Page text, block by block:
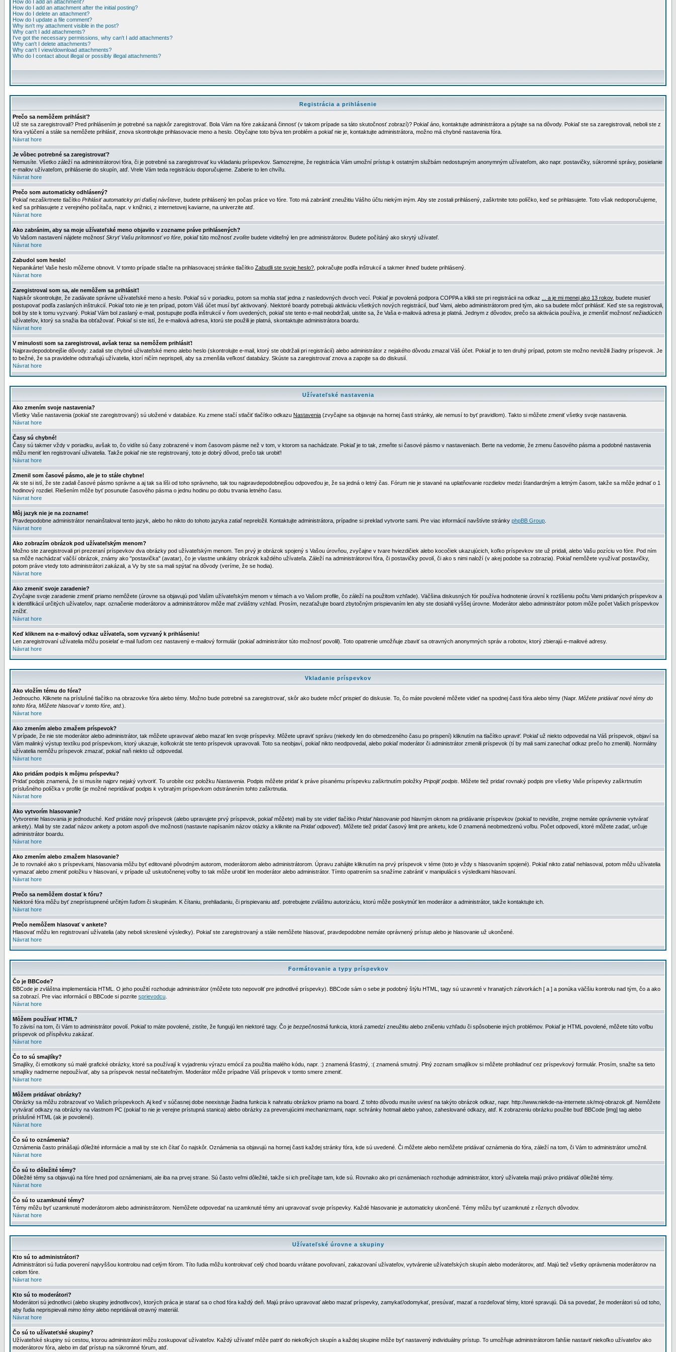
How do I add an attachment?
How do I add an attachment after the initial posting?
How do I delete an attachment?
How do I update a file comment?
Why isn't my attachment visible in the post?
Why can't I add attachments?
I've got the necessary permissions, why can't I add attachments?
Why can't I delete attachments?
Why can't I view/download attachments?
Who do I contact about illegal or possibly illegal attachments?
Registrácia a prihlásenie
Prečo sa nemôžem prihlásiť?
Už ste sa zaregistrovali? Pred prihlásením je potrebné sa najskôr zaregistrovať. Bola Vám na fóre zakázaná činnosť (v takom prípade sa táto skutočnosť zobrazí)? Pokiaľ áno, kontaktujte administrátora a pýtajte sa na dôvody. Pokiaľ ste sa zaregistrovali, neboli ste z
fóra vylúčení a stále sa nemôžete prihlásiť, znova skontrolujte prihlasovacie meno a heslo. Obyčajne toto býva ten problém a pokiaľ nie je, kontaktujte administrátora, možno má chybné nastavenia fóra.
Návrat hore
Je vôbec potrebné sa zaregistrovať?
Nemusíte. Všetko záleží na administrátorovi fóra, či je potrebné sa zaregistrovať ku vkladaniu príspevkov. Samozrejme, že registrácia Vám umožní prístup k ostatným službám nedostupným anonymným užívateľom, ako napr. postavičky, súkromné správy, posielanie
e-mailov užívateľom, prihlásenie do skupín, atď. Vrele Vám teda registráciu doporučujeme. Zaberie to len chvíľu.
Návrat hore
Prečo som automaticky odhlásený?
Pokiaľ nezaškrtnete tlačítko Prihlásiť automaticky pri ďalšej návšteve , budete prihlásený len počas práce vo fóre. Toto má zabrániť zneužitiu Vášho účtu niekým iným. Aby ste zostali prihlásený, zaškrtnite toto políčko, keď se prihlasujete. Toto však nedoporučujeme,
keď sa prihlasujete z verejného počítača, napr. v knižnici, z internetovej kaviarne, na univerzite atď.
Návrat hore
Ako zabránim, aby sa moje užívateľské meno objavilo v zozname práve prihlásených?
Vo Vašom nastavení nájdete možnosťSkryť Vašu prítomnosť vo fóre , pokiaľ túto možnosťzvolíte budete viditeľný len pre administrátorov. Budete počítáný ako skrytý užívateľ.
Návrat hore
Zabudol som heslo!
Nepanikárte! Vaše heslo môžeme obnovit. V tomto prípade stlačte na prihlasovacej stránke tlačítko Zabudli ste svoje heslo? , pokračujte podľa inštrukcií a takmer ihneď budete prihlásený.
Návrat hore
Zaregistroval som sa, ale nemôžem sa prihlásiť!
Najskôr skontrolujte, že zadávate správne užívateľské meno a heslo. Pokiaľ sú v poriadku, potom sa mohla stať jedna z nasledovných dvoch vecí. Pokiaľ je povolená podpora COPPA a klikli ste pri registrácii na odkaz
... a je mi menej ako 13 rokov, budete musieť
postupovať podľa zaslaných inštrukcií. Pokiaľ toto nie je ten prípad, potom Váš účet musí byť aktivovaný. Niektoré boardy potrebujú aktiváciu všetkých nových registrácií, buď Vami, alebo administrátorom pred tým, ako sa budete môcť prihlásiť. Keď ste sa registrovali,
boli by ste k tomu vyzvaný. Pokiaľ Vám bol zaslaný e-mail, postupujte podľa inštrukcií v ňom uvedených, pokiaľ ste tento e-mail neobdržali, uistite sa, že Vaša e-mailová adresa je platná. Jednym z dôvodov, prečo sa aktivácia používa, je zmenšiť možnosťnežiadúcich
užívateľov, ktorý sa snažia iba obťažovať. Pokiaľ si ste istí, že e-mailová adresa, ktorú ste použili je platná, skontaktujte administrátora boardu.
Návrat hore
V minulosti som sa zaregistroval, avšak teraz sa nemôžem prihlásiť!
Najpravdepodobnejšie dôvody: zadali ste chybné uživateľské meno alebo heslo (skontrolujte e-mail, ktorý ste obdržali pri registrácií) alebo administrátor z nejakého dôvodu zmazal Váš účet. Pokiaľ je to ten druhý prípad, potom ste možno nevložili žiadny príspevok. Je
to bežné, že sa pravidelne odstraňujú užívatelia, ktorí ničím neprispeli, aby sa zmenšila veľkosť databázy. Skúste sa zaregistrovať znova a zapojte sa do diskusií.
Návrat hore
Užívateľské nastavenia
Ako zmením svoje nastavenia?
Všetky Vaše nastavenia (pokiaľ ste zaregistrovaný) sú uložené v databáze. Ku zmene stačí stlačiť tlačítko odkazu Nastavenia (zvyčajne sa objavuje na hornej časti stránky, ale nemusí to byť pravidlom). Takto si môžete zmeniť všetky svoje nastavenia.
Návrat hore
Časy sú chybné!
Časy sú takmer vždy v poriadku, avšak to, čo vidíte sú časy zobrazené v inom časovom pásme než v tom, v ktorom sa nachádzate. Pokiaľ je to tak, zmeňte si časové pásmo v nastaveniach. Berte na vedomie, že zmenu časového pásma a podobné nastavenia
môžu meniť len registrovaní uživatelia. Takže pokiaľ nie ste registrovaný, toto je dobrý dôvod, prečo tak urobiť!
Návrat hore
Zmenil som časové pásmo, ale je to stále chybne!
Ak ste si istí, že ste zadali časové pásmo správne a aj tak sa líši od toho správneho, tak tou najpravdepodobnejšou odpoveďou je, že sa jedná o letný čas. Fórum nie je stavané na uplatňovanie rozdielov medzi štandardným a letným časom, takže sa môže jednať o 1
hodinový rozdiel. Riešením môže byť posunutie časového pásma o jednu hodinu po dobu trvania letného času.
Návrat hore
Môj jazyk nie je na zozname!
Pravdepodobne administrátor nenainštaloval tento jazyk, alebo ho nikto do tohoto jazyka zatiaľ nepreložil. Kontaktujte administrátora, prípadne si preklad vytvorte sami. Pre viac informácií navštívte stránky phpBB Group
Návrat hore
Ako zobrazím obrázok pod užívateľským menom?
Možno ste zaregistrovali pri prezeraní príspevkov dva obrázky pod užívateľským menom. Ten prvý je obrázok spojený s Vašou úrovňou, zvyčajne v tvare hviezdičiek alebo kocočiek ukazujúcich, koľko príspevkov ste už pridali, alebo Vašu pozíciu vo fóre. Pod ním
sa môže nachádzať väčší obrázok, známy ako "postavička" (avatar), čo je vlastne unikátny obrázok každého užívateľa. Záleží na administrátorovi fóra, či postavičky povolí, či ako s nimi naloží (v akej podobe sa zobrazia). Pokiaľ nemôžete využívať postavičky,
potom práve vtedy toto administrátori zakázali, a Vy by ste sa mali spýtať na dôvody (veríme, že se hodia).
Návrat hore
Ako zmeniť svoje zaradenie?
Zvyčajne svoje zaradenie zmeniť priamo nemôžete (úrovne sa objavujú pod Vašim užívateľským menom v témach a vo Vašom profile, čo záleží na použitom vzhľade). Väčšina diskusných fór používa hodnotenie úrovní k rozlíšeniu počtu Vami pridaných príspevkov a
k identifikácií určitých užívateľov, napr. označenie moderátorov a administrátorov môže mať zvláštny vzhľad. Prosím, nezaťažujte board zbytočným prispievaním len aby ste dosiahli vyššej úrovne. Moderátor alebo administrátor potom môže počet Vašich príspevkov
znížiť.
Návrat hore
Keď kliknem na e-mailový odkaz užívateľa, som vyzvaný k prihláseniu!
Len zaregistrovaní užívatelia môžu posielať e-mail ľuďom cez nastavený e-mailový formulár (pokiaľ administrátor túto možnosť povolil). Toto opatrenie umožňuje zbaviť sa otravných anonymných správ a robotov, ktorý zbierajú e-mailové adresy.
Návrat hore
Vkladanie príspevkov
Ako vložím tému do fóra?
Jednoucho. Kliknete na príslušné tlačítko na obrazovke fóra alebo témy. Možno bude potrebné sa zaregistrovať, skôr ako budete môcť prispieť do diskusie. To, čo máte povolené môžete vidieť na spodnej časti fóra alebo témy (Napr. Môžete pridávať nové témy do
tohto fóra, Môžete hlasovať v tomto fóre, atd.).
Návrat hore
Ako zmením alebo zmažem príspevok?
V prípade, že nie ste moderátor alebo administrátor, tak môžete upravovať alebo mazať len svoje príspevky. Môžete upraviť správu (niekedy len do obmedzeného času po prispení) kliknutím na tlačítko upraviť. Pokiaľ už niekto odpovedal na Váš príspevok, objaví sa
Vám malinký výstup textíku pod príspevkom, ktorý ukazuje, koľkokrát ste tento príspevok upravovali. Toto sa neobjaví, pokiaľ nikto neodpovedal, alebo pokiaľ moderátor či administrátor zmenili príspevok (tí by mali sami zanechať odkaz prečo ho zmenili). Normálny
užívatelia nemôžu príspevok zmazať, pokiaľ naň niekto už odpovedal.
Návrat hore
Ako pridám podpis k môjmu príspevku?
Pridať podpis znamená, že si musíte najprv nejaký vytvoriť. To urobíte cez položku Nastavenia . Podpis môžete pridať k práve písanému príspevku zaškrtnutím položky Pripojiť podpis . Môžete tiež pridať rovnaký podpis pre všetky Vaše príspevky zaškrtnutím
príslušného políčka v profile (je možné nepridávať podpis k vybratým príspevkom odstránením tohto zaškrtnutia.
Návrat hore
Ako vytvorím hlasovanie?
Vytvorenie hlasovania je jednoduché. Keď pridáte nový príspevok (alebo upravujete prvý príspevok, pokiaľ môžete) mali by ste vidieť tlačítko Pridať hlasovanie pod hlavným oknom na pridávanie príspevkov (pokiaľ to nevidíte, zrejme nemáte oprávnenie vytvárať
ankety). Mali by ste zadať názov ankety a potom aspoň dve možnosti (nastavte napísaním názov otázky a kliknite na Pridať odpoveď). Môžete tiež pridať časový limit pre anketu, kde 0 znamená neobmedzenú voľbu. Počet odpovedí, ktoré môžete zadať, určuje
administrátor boardu.
Návrat hore
Ako zmením alebo zmažem hlasovanie?
Je to rovnaké ako s príspevkami, hlasovania môžu byť editované pôvodným autorom, moderátorom alebo administrátorom. Úpravu zahájite kliknutím na prvý príspevok v téme (toto je vždy s hlasovaním spojené). Pokiaľ nikto zatiaľ nehlasoval, potom môžu užívatelia
vymazať alebo zmeniť položku v hlasovaní, v prípade už uskutočnenej voľby to tak môže urobiť len moderátor alebo administrátor. Tímto opatrením sa snažíme zabrániť v manipulácii s výsledkami hlasovaní.
Návrat hore
Prečo sa nemôžem dostať k fóru?
Niektoré fóra môžu byť zneprístupnené určitým ľuďom či skupinám. K čítaniu, prehliadaniu, či prispievaniu atď. potrebujete zvláštnu autorizáciu, ktorú môže poskytnúť len moderátor a administrátor, takže kontaktujte ich.
Návrat hore
Prečo nemôžem hlasovať v ankete?
Hlasovať môžu len registrovaní užívatelia (aby neboli skreslené výsledky). Pokiaľ ste zaregistrovaný a stále nemôžete hlasovať, pravdepodobne nemáte oprávnený prístup alebo je hlasovanie už ukončené.
Návrat hore
Formátovanie a typy príspevkov
Čo je BBCode?
BBCode je zvláštna implementácia HTML. O jeho použití rozhoduje administrátor (môžete toto nepovoliť pre jednotlivé príspevky). BBCode sám o sebe je podobný štýlu HTML, tagy sú uzavreté v hranatých zátvorkách [ a ] a ponúka väčšiu kontrolu nad tým, čo a ako
sa zobrazí. Pre viac informácií o BBCode si pozrite sprievodcu
Návrat hore
Môžem používať HTML?
To závisí na tom, či Vám to administrátor povolí. Pokiaľ to máte povolené, zistíte, že fungujú len niektoré tagy. Čo je bezpečnostná funkcia, ktorá zamedzí zneužitiu alebo zničeniu vzhľadu či spôsobenie iných problémov. Pokiaľ je HTML povolené, môžete túto voľbu
príspevok od příspěvku zakázať.
Návrat hore
Čo to sú smajlíky?
Smajlíky, či emotikony sú malé grafické obrázky, ktoré sa používají k vyjadreniu výrazu emócií za použitia malého kódu, napr. :) znamená šťastný, :( znamená smutný. Plný zoznam smajlíkov si môžete prohliadnuť cez príspevkový formulár. Prosím, snažte sa tieto
smajlíky nadmerne nepoužívať, aby sa príspevok nestal nečitateľným. Moderátor môže prípadne Váš príspevok v tomto smere zmeniť.
Návrat hore
Môžem pridávať obrázky?
Obrázky sa môžu zobrazovať vo Vašich príspevkoch. Aj keď v súčasnej dobe neexistuje žiadna funkcia k nahratiu obrázkov priamo na board. Z tohto dôvodu musíte uviesť na takýto obrázok odkaz, napr. http://www.niekde-na-internete.sk/moj-obrazok.gif. Nemôžete
vytvárať odkazy na obrázky na vlastnom PC (pokiaľ to nie je verejne prístupná stanica) alebo obrázky za preverujúcimi mechanizmami, napr. schránky hotmail alebo yahoo, zaheslované odkazy, atď. K zobrazeniu obrázku použite buď BBCode [img] tag alebo
príslušné HTML (ak je povolené).
Návrat hore
Čo sú to oznámenia?
Oznámenia často prinášajú dôležité informácie a mali by ste ich čítať čo najskôr. Oznámenia sa objavujú na hornej časti každej stránky fóra, kde sú uvedené. Či môžete alebo nemôžete pridávať oznámenia do fóra, záleží na tom, či Vám to administrátor umožnil.
Návrat hore
Čo sú to dôležité témy?
Dôležité témy sa objavujú na fóre hned pod oznámeniami, ale iba na prvej strane. Sú často veľmi dôležité, takže si ich prečítajte tam, kde sú. Rovnako ako pri oznámeniach rozhoduje administrátor, ktorý užívatelia majú právo pridávať dôležité témy.
Návrat hore
Čo sú to uzamknuté témy?
Témy môžu byť uzamknuté moderátorom alebo administrátorom. Nemôžete odpovedať na uzamknuté témy ani upravovať svoje príspevky. Každé hlasovanie je automaticky ukončené. Témy môžu byť uzamknuté z rôznych dôvodov.
Návrat hore
Užívateľské úrovne a skupiny
Kto sú to administrátori?
Administrátori sú ľudia poverení najvyššou kontrolou nad celým fórom. Títo ľudia môžu kontrolovať celý chod boardu vrátane povoľovaní, zakazovaní užívateľov, vytvárenie užívateľských skupín alebo moderátorov, atď. Majú tiež všetky oprávnenia moderátorov na
celom fóre.
Návrat hore
Kto sú to moderátori?
Moderátori sú jednotlivci (alebo skupiny jednotlivcov), ktorých práca je starať sa o chod fóra každý deň. Majú právo upravovať alebo mazať príspevky, zamykať/odomykať, presúvať, mazať a rozdeľovať témy, ktoré spravujú. Dá sa povedať, že moderátori sú od toho,
aby ľudia neprispievali mimo témy alebo nepridávali otravný materiál.
Návrat hore
Čo sú to užívateťské skupiny?
Užívateľské skupiny sú cestou, ktorou administrátori môžu zoskupovať užívateľov. Každý užívateľ môže patriť do niekoľkých skupín a každej skupine môže byť nastavený individuálny prístup. To umožňuje administrátorom ľahšie nastaviť niekoľko užívateľov ako
moderátorov fóra, alebo im dať prístup na súkromné fórum, atď.